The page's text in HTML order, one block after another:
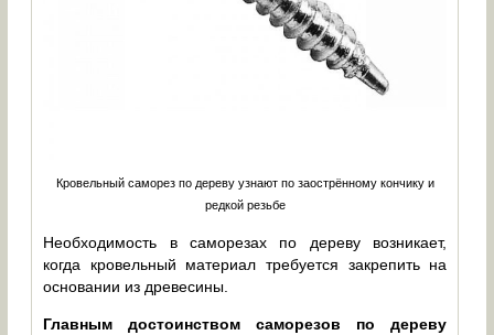
Кровельный саморез по дереву узнают по заострённому кончику и
редкой резьбе
Необходимость в саморезах по дереву возникает,
когда кровельный материал требуется закрепить на
основании из древесины.
Главным достоинством саморезов по дереву